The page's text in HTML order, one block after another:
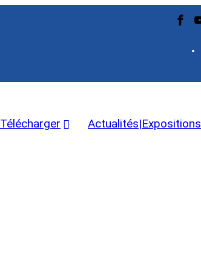
Télécharger Actualités|Expositions